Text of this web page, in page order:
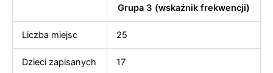
Grupa 3 (wskaźnik frekwencji)
Liczba miejsc 25
Dzieci zapisanych 17